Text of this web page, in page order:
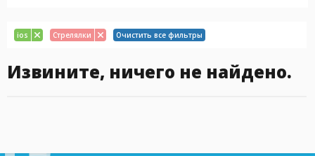
ios Стрелялки Очистить все фильтры
Извините, ничего не найдено.